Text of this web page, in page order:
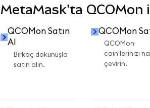
MetaMask'ta QCOMon
QCOMon Satın
Al
Birkaç dokunuşla
satın alın.
QCOMon
QCOMon
coin'lerinizi
çevirin.